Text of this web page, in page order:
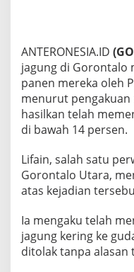
u
n
g
D
t
o
a
B
u
o
g
,
ANTERONESIA.ID
jagung di Gorontalo
panen mereka oleh
menurut pengakuan
hasilkan telah
di bawah 14 persen.
Lifain, salah satu
Gorontalo Utara,
atas kejadian
Ia mengaku telah
jagung kering ke
ditolak tanpa alasan